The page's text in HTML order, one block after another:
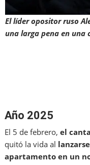
El líder opositor ruso
una larga pena en una
Año 2025
El 5 de febrero,el
quitó la vida al
apartamento en un